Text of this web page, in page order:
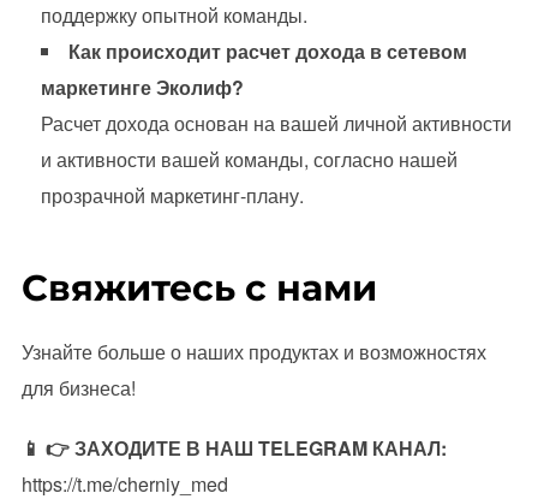
поддержку опытной команды.
Как происходит расчет дохода в сетевом
маркетинге Эколиф?
Расчет дохода основан на вашей личной активности
и активности вашей команды, согласно нашей
прозрачной маркетинг-плану.
Свяжитесь с нами
Узнайте больше о наших продуктах и возможностях
для бизнеса!
📱 👉 ЗАХОДИТЕ В НАШ TELEGRAM КАНАЛ:
https://t.me/cherniy_med